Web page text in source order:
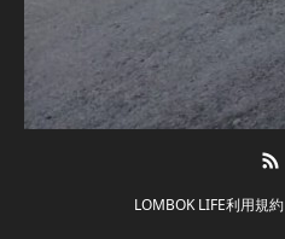
LOMBOK LIFE利用規約